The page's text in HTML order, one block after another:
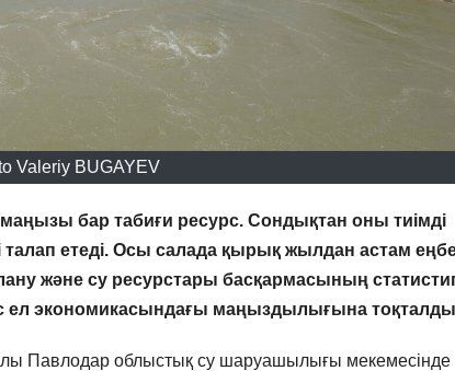
Valeriy BUGAYEV
маңызы бар табиғи ресурс. Сондықтан оны тиімді
талап етеді. Осы салада қырық жылдан астам
және су ресурстары басқармасының
ел экономикасындағы маңыздылығына
Павлодар облыстық су шаруашылығы